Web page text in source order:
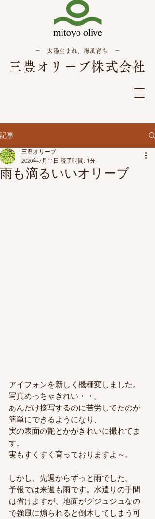
－ 太陽生まれ、海風育ち －
三豊オリーブ株式会社
記事
雨も滴るいいオリーブ
三豊オリーブ
2020年7月11日 読了時間: 1分
アイフォンを新しく機種変しました。
写真めっちゃきれい・・。
あんだけ接写するのに苦労してたのが
簡単にできるようになり、
実の表面の艶とかがきれいに撮れてま
す。
実もすくすく育っておりますよ～。
しかし、先週からずっと雨でした。
予報では来週も雨です。水遣りの手間
は省けますが、地面がグジュジュなの
で強風に煽られると倒木してしまう可